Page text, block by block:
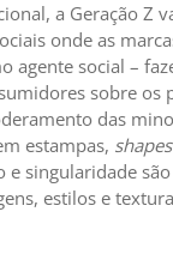
a Geração Z
onde as
agente social –
sobre os
das
estampas, shapes
e singularidade
estilos e